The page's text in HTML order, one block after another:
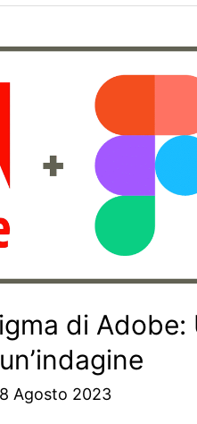
di Adobe:
8 Agosto 2023